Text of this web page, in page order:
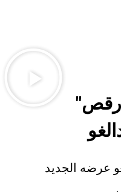
"انظر ، استمع و ارقص
عرضه الجديد